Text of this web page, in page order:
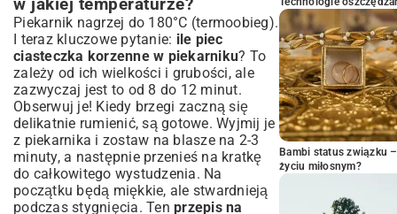
w jakiej temperaturze?
Piekarnik nagrzej do 180°C (termoobieg).
I teraz kluczowe pytanie: ile piec
ciasteczka korzenne w piekarniku? To
zależy od ich wielkości i grubości, ale
zazwyczaj jest to od 8 do 12 minut.
Obserwuj je! Kiedy brzegi zaczną się
delikatnie rumienić, są gotowe. Wyjmij je
z piekarnika i zostaw na blasze na 2-3
minuty, a następnie przenieś na kratkę
do całkowitego wystudzenia. Na
początku będą miękkie, ale stwardnieją
podczas stygnięcia. Ten przepis na
Bambi status związku
życiu miłosnym?